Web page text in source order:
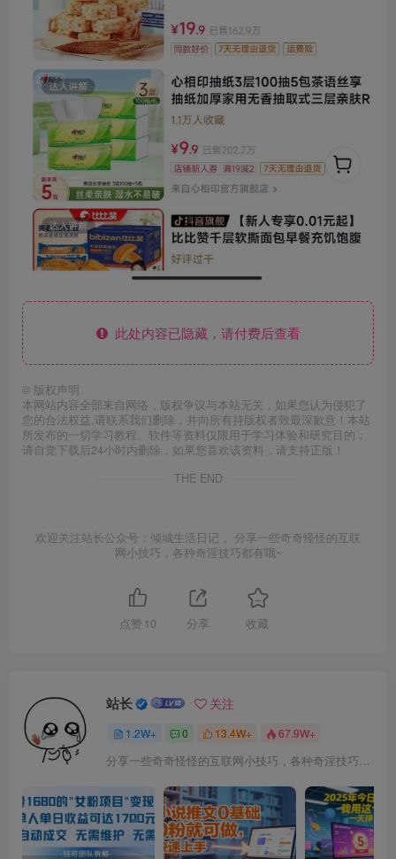
此处内容已隐藏，请付费后查看
© 版权声明
本网站内容全部来自网络，版权争议与本站无关，如果您认为侵犯了
您的合法权益,请联系我们删除，并向所有持版权者致最深歉意！本站
所发布的一切学习教程、软件等资料仅限用于学习体验和研究目的；
请自觉下载后24小时内删除，如果您喜欢该资料，请支持正版！
THE END
欢迎关注站长公众号：倾城生活日记 。分享一些奇奇怪怪的互联
网小技巧，各种奇淫技巧都有哦~
点赞 10 分享 收藏
站长 关注
1.2W+ 0 13.4W+ 67.9W+
分享一些奇奇怪怪的互联网小技巧，各种奇淫技巧都在本站。